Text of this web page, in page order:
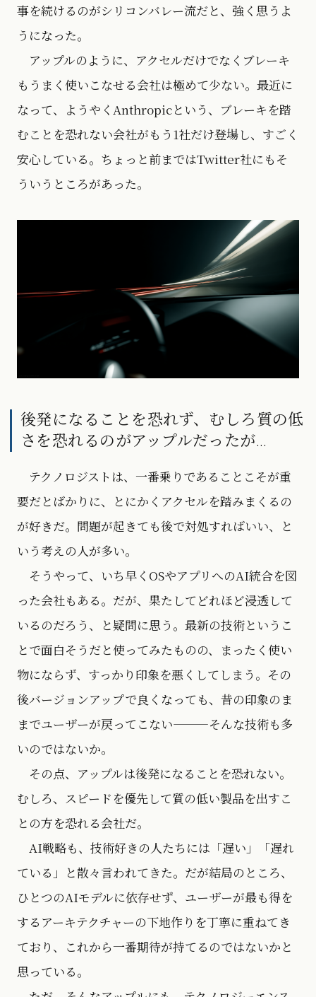
事を続けるのがシリコンバレー流だと、強く思うよ
うになった。
アップルのように、アクセルだけでなくブレーキ
もうまく使いこなせる会社は極めて少ない。最近に
なって、ようやくAnthropicという、ブレーキを踏
むことを恐れない会社がもう1社だけ登場し、すごく
安心している。ちょっと前まではTwitter社にもそ
ういうところがあった。
後発になることを恐れず、むしろ質の低
さを恐れるのがアップルだったが…
テクノロジストは、一番乗りであることこそが重
要だとばかりに、とにかくアクセルを踏みまくるの
が好きだ。問題が起きても後で対処すればいい、と
いう考えの人が多い。
そうやって、いち早くOSやアプリへのAI統合を図
った会社もある。だが、果たしてどれほど浸透して
いるのだろう、と疑問に思う。最新の技術というこ
とで面白そうだと使ってみたものの、まったく使い
物にならず、すっかり印象を悪くしてしまう。その
後バージョンアップで良くなっても、昔の印象のま
までユーザーが戻ってこない———そんな技術も多
いのではないか。
その点、アップルは後発になることを恐れない。
むしろ、スピードを優先して質の低い製品を出すこ
との方を恐れる会社だ。
AI戦略も、技術好きの人たちには「遅い」「遅れ
ている」と散々言われてきた。だが結局のところ、
ひとつのAIモデルに依存せず、ユーザーが最も得を
するアーキテクチャーの下地作りを丁寧に重ねてき
ており、これから一番期待が持てるのではないかと
思っている。